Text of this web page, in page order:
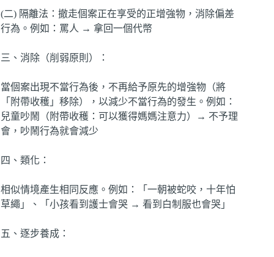
(二) 隔離法：撤走個案正在享受的正增強物，消除偏差
行為。例如：罵人 → 拿回一個代幣
三、消除（削弱原則）：
當個案出現不當行為後，不再給予原先的增強物（將
「附帶收穫」移除），以減少不當行為的發生。例如：
兒童吵鬧（附帶收穫：可以獲得媽媽注意力）→ 不予理
會，吵鬧行為就會減少
四、類化：
相似情境產生相同反應。例如：「一朝被蛇咬，十年怕
草繩」、「小孩看到護士會哭 → 看到白制服也會哭」
五、逐步養成：